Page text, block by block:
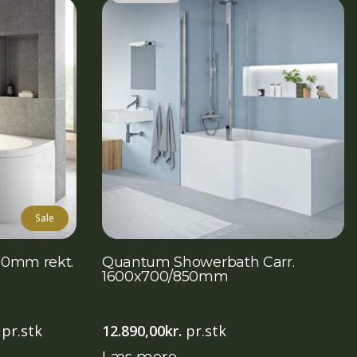
Sale
rekt.
Den
aktuelle
pr.stk
Quantum Showerbath Carr.
1600x700/850mm
12.890,00kr. pr.stk